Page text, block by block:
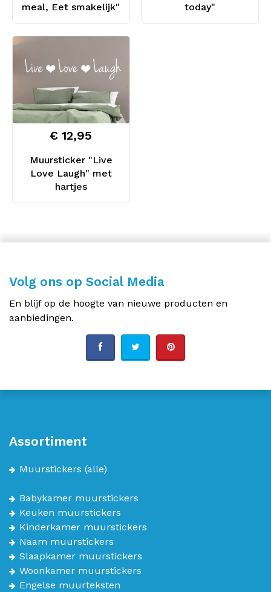
meal, Eet smakelijk"
today"
Muursticker "Live
Love Laugh" met
hartjes
€ 12,95
Volg ons op Social Media
En blijf op de hoogte van nieuwe producten en
aanbiedingen.
Assortiment
Muurstickers (alle)
Babykamer muurstickers
Keuken muurstickers
Kinderkamer muurstickers
Naam muurstickers
Slaapkamer muurstickers
Woonkamer muurstickers
Engelse muurteksten